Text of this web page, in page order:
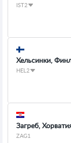
IST2
Хельсинки,
HEL2
Загреб,
ZAG1